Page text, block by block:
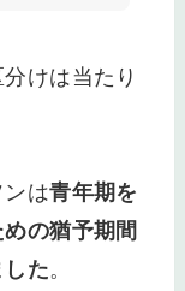
けは当たり
ンは青年期を
の猶予期間
した。